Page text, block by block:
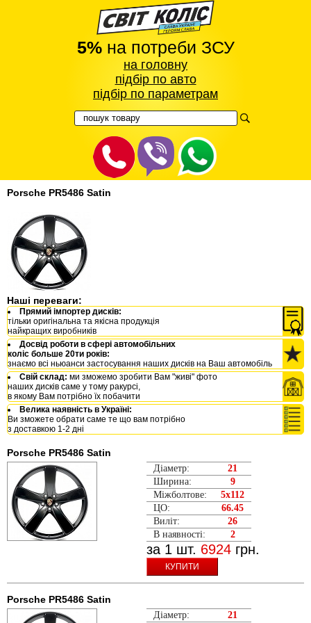
5%на потреби ЗСУ
на головну
підбір по авто
підбір по параметрам
Porsche PR5486 Satin
Наші переваги:
Прямий імпортер дисків:
тільки оригінальна та якісна продукція
найкращих виробників
Досвід роботи в сфері автомобільних
коліс больше 20ти років:
знаємо всі ньюанси застосування наших дисків на Ваш автомобіль
Свій склад: ми зможемо зробити Вам "живі" фото
наших дисків саме у тому ракурсі,
в якому Вам потрібно їх побачити
Велика наявність в Україні:
Ви зможете обрати саме те що вам потрібно
з доставкою 1-2 дні
Porsche PR5486 Satin
Діаметр:
21
Ширина:
9
Міжболтове:
5x112
ЦО:
66.45
Виліт:
26
В наявності:
2
за 1 шт. 6924 грн.
КУПИТИ
Porsche PR5486 Satin
Діаметр:
21